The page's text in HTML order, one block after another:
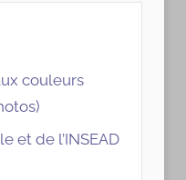
couleurs
et de l’INSEAD